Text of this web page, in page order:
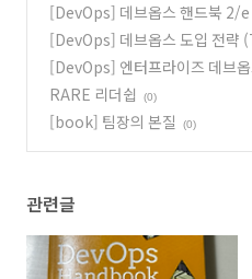
[DevOps] 데브옵스 핸드북 2/
Handbook) (0)
[DevOps] 데브옵스 도입 전략
doption Playbook)
(0)
[DevOps] 엔터프라이즈 데브
r the Modern Enterprise)
RARE 리더쉽 (0)
[book] 팀장의 본질 (0)
관련글